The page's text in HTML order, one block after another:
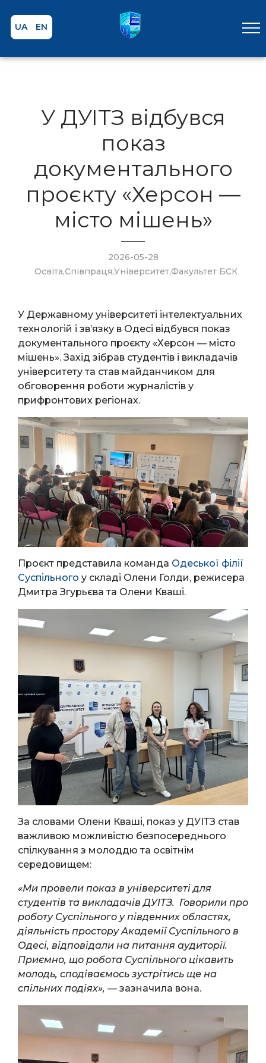
UA EN
У ДУІТЗ відбувся
показ
документального
проєкту «Херсон —
місто мішень»
2026-05-28
Освіта,Співпраця,Університет,Факультет БСК
У Державному університеті інтелектуальних
технологій і зв’язку в Одесі відбувся показ
документального проєкту «Херсон — місто
мішень». Захід зібрав студентів і викладачів
університету та став майданчиком для
обговорення роботи журналістів у
прифронтових регіонах.
Проєкт представила команда Одеської філії
Суспільного у складі Олени Голди, режисера
Дмитра Згурьєва та Олени Кваші.
За словами Олени Кваші, показ у ДУІТЗ став
важливою можливістю безпосереднього
спілкування з молоддю та освітнім
середовищем:
«Ми провели показ в університеті для
студентів та викладачів ДУІТЗ. Говорили про
роботу Суспільного у південних областях,
діяльність простору Академії Суспільного в
Одесі, відповідали на питання аудиторії.
Приємно, що робота Суспільного цікавить
молодь, сподіваємось зустрітись ще на
спільних подіях», — зазначила вона.